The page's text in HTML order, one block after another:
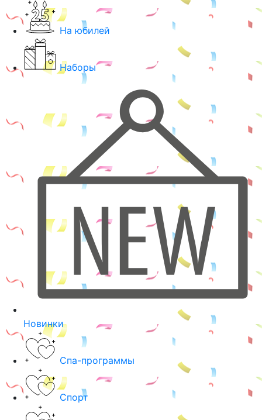
На юбилей
Наборы
Новинки
Спа-программы
Спорт